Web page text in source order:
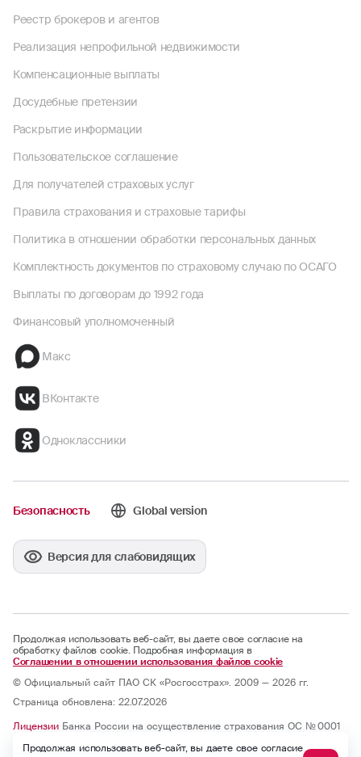
Реестр брокеров и агентов
Реализация непрофильной недвижимости
Компенсационные выплаты
Досудебные претензии
Раскрытие информации
Пользовательское соглашение
Для получателей страховых услуг
Правила страхования и страховые тарифы
Политика в отношении обработки персональных данных
Комплектность документов по страховому случаю по ОСАГО
Выплаты по договорам до 1992 года
Финансовый уполномоченный
Макс
ВКонтакте
Одноклассники
Безопасность Global version
Версия для слабовидящих
Продолжая использовать веб-сайт, вы даете свое согласие на
обработку файлов cookie. Подробная информация в
Соглашении в отношении использования файлов cookie
© Официальный сайт ПАО СК «Росгосстрах». 2009 — 2026 гг.
Страница обновлена: 22.07.2026
Лицензии Банка России на осуществление страхования ОС № 0001
№ 0001 — 05 и на осуществление перестрахования ПС № 0001 от
Продолжая использовать веб-сайт, вы даете свое согласие